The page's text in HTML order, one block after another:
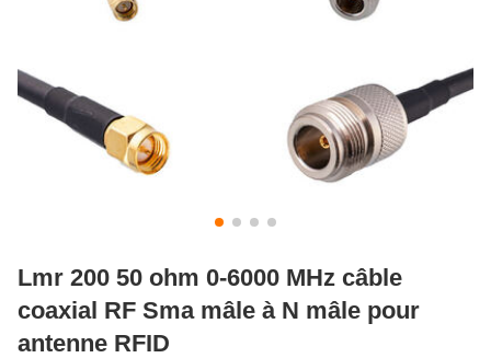
Lmr 200 50 ohm 0-6000 MHz câble
coaxial RF Sma mâle à N mâle pour
antenne RFID